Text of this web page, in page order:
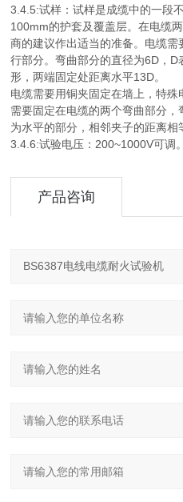
3.4.5:试样：试样是成缆中的一段
100mm的护套及覆盖层。在电缆
商的建议作出适当的准备。电缆
行部分。弯曲部分的直径为6D，
形，两端固定处距离水平13D。
电缆需要用铜夹固定在墙上，特
需要固定在电缆的两个弯曲部分
为水平的部分，相邻夹子的距离
3.4.6:试验电压：200~1000V可调。
产品咨询